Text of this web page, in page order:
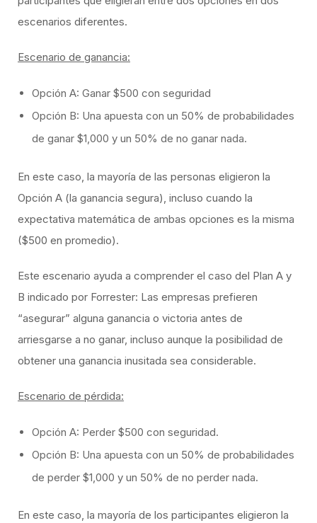
escenarios diferentes.
Escenario de ganancia:
Opción A: Ganar $500 con seguridad
Opción B: Una apuesta con un 50% de probabilidades
de ganar $1,000 y un 50% de no ganar nada.
​En este caso, la mayoría de las personas eligieron la
Opción A (la ganancia segura), incluso cuando la
expectativa matemática de ambas opciones es la misma
($500 en promedio).
​Este escenario ayuda a comprender el caso del Plan A y
B indicado por Forrester: Las empresas prefieren
“asegurar” alguna ganancia o victoria antes de
arriesgarse a no ganar, incluso aunque la posibilidad de
obtener una ganancia inusitada sea considerable.
Escenario de pérdida:​
Opción A: Perder $500 con seguridad.
Opción B: Una apuesta con un 50% de probabilidades
de perder $1,000 y un 50% de no perder nada.
​En este caso, la mayoría de los participantes eligieron la